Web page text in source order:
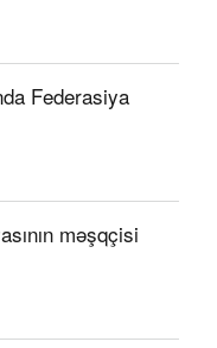
Federasiya
məşqçisi